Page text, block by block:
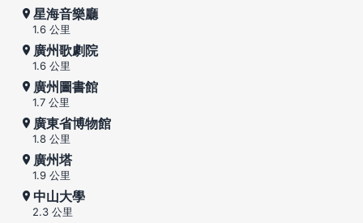
星海音樂廳
1.6 公里
廣州歌劇院
1.6 公里
廣州圖書館
1.7 公里
廣東省博物館
1.8 公里
廣州塔
1.9 公里
中山大學
2.3 公里